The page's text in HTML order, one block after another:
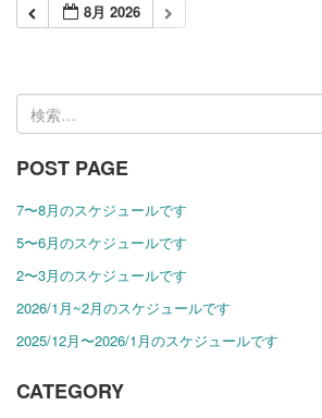
8月 2026
検
索:
POST PAGE
7〜8月のスケジュールです
5〜6月のスケジュールです
2〜3月のスケジュールです
2026/1月~2月のスケジュールです
2025/12月〜2026/1月のスケジュールです
CATEGORY